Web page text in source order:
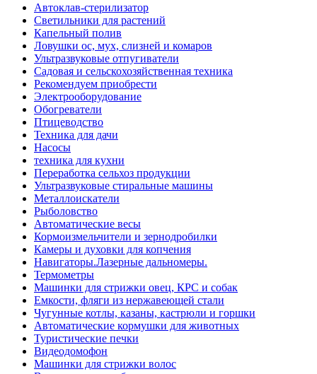
Автоклав-стерилизатор
Светильники для растений
Капельный полив
Ловушки ос, мух, слизней и комаров
Ультразвуковые отпугиватели
Садовая и сельскохозяйственная техника
Рекомендуем приобрести
Электрооборудование
Обогреватели
Птицеводство
Техника для дачи
Насосы
техника для кухни
Переработка сельхоз продукции
Ультразвуковые стиральные машины
Металлоискатели
Рыболовство
Автоматические весы
Кормоизмельчители и зернодробилки
Камеры и духовки для копчения
Навигаторы.Лазерные дальномеры.
Термометры
Машинки для стрижки овец, КРС и собак
Емкости, фляги из нержавеющей стали
Чугунные котлы, казаны, кастрюли и горшки
Автоматические кормушки для животных
Туристические печки
Видеодомофон
Машинки для стрижки волос